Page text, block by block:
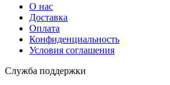
О нас
Доставка
Оплата
Конфиденциальность
Условия соглашения
Служба поддержки